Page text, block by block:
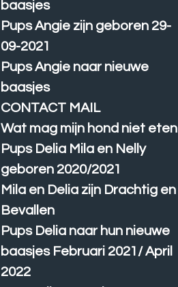
baasjes
Pups Angie zijn geboren 29-
09-2021
Pups Angie naar nieuwe
baasjes
CONTACT MAIL
Wat mag mijn hond niet eten
Pups Delia Mila en Nelly
geboren 2020/2021
Mila en Delia zijn Drachtig en
Bevallen
Pups Delia naar hun nieuwe
baasjes Februari 2021/ April
2022